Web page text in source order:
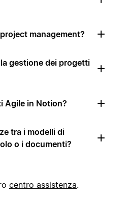
management?
gestione dei progetti
Agile in Notion?
tra i modelli di
o i documenti?
centro assistenza.